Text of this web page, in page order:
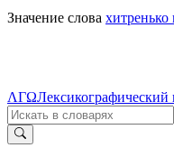
Значение слова
ΛΓΩЛексикографический